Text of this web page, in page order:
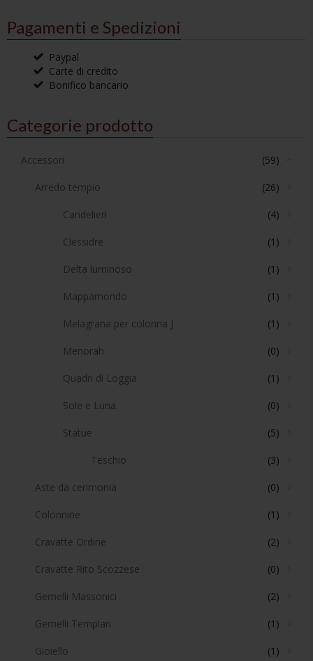
Pagamenti e Spedizioni
Paypal
Carte di credito
Bonifico bancario
Categorie prodotto
Accessori (59)
Arredo tempio (26)
Candelieri (4)
Clessidre (1)
Delta luminoso (1)
Mappamondo (1)
Melagrana per colonna J (1)
Menorah (0)
Quadri di Loggia (1)
Sole e Luna (0)
Statue (5)
Teschio (3)
Aste da cerimonia (0)
Colonnine (1)
Cravatte Ordine (2)
Cravatte Rito Scozzese (0)
Gemelli Massonici (2)
Gemelli Templari (1)
Gioiello (1)